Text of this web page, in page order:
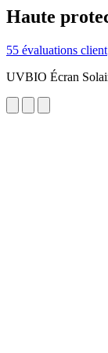
Haute
55 évaluations client
UVBIO Écran